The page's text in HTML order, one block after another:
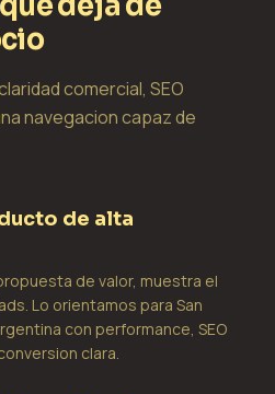
comercial, SEO
navegacion capaz de
de alta
de valor, muestra el
Lo orientamos para San
con performance, SEO
clara.